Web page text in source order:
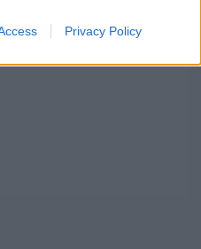
Privacy Policy